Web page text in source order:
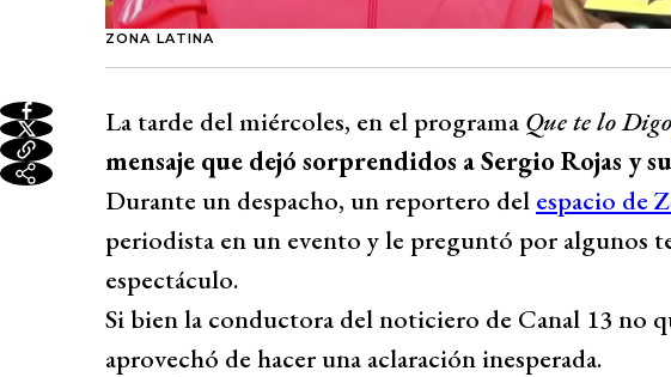
ZONA LATINA
La tarde del miércoles, en el programa Que te lo Digo
mensaje que dejó sorprendidos a Sergio Rojas y
Durante un despacho, un reportero del espacio de
periodista en un evento y le preguntó por algunos
espectáculo.
Si bien la conductora del noticiero de Canal 13 no
aprovechó de hacer una aclaración inesperada.